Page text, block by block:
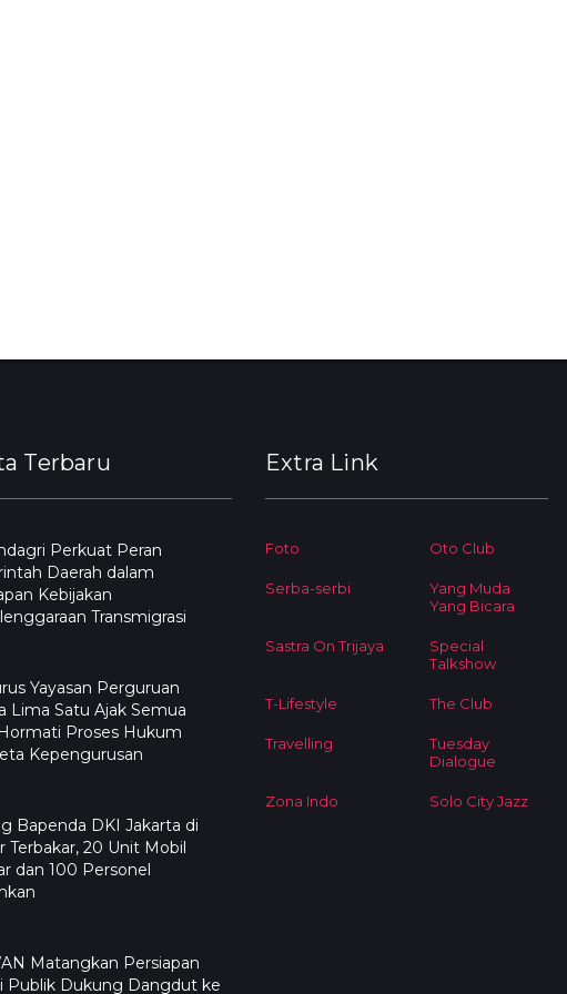
Terbaru
Perkuat Peran
Daerah dalam
Kebijakan
Transmigrasi
Yayasan Perguruan
Lima Satu Ajak Semua
Proses Hukum
Kepengurusan
Bapenda DKI Jakarta di
Terbakar, 20 Unit Mobil
dan 100 Personel
Matangkan Persiapan
Publik Dukung Dangdut ke
Extra Link
Foto Oto Club
Serba-serbi
Yang Muda
Yang Bicara
Sastra On Trijaya
Special
Talkshow
T-Lifestyle The Club
Travelling
Tuesday
Dialogue
Zona Indo Solo City Jazz